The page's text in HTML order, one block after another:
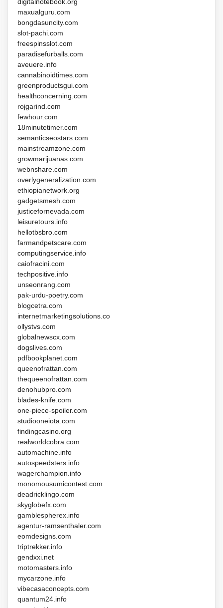
maxualguru.com
bongdasuncity.com
slot-pachi.com
freespinsslot.com
paradisefurballs.com
aveuere.info
cannabinoidtimes.com
greenproductsgui.com
healthconcerning.com
rojgarind.com
fewhour.com
18minutetimer.com
semanticseostars.com
mainstreamzone.com
growmarijuanas.com
webnshare.com
overlygeneralization.com
ethiopianetwork.org
gadgetsmesh.com
justicefornevada.com
leisuretours.info
hellotbsbro.com
farmandpetscare.com
computingservice.info
caiofracini.com
techpositive.info
unseonrang.com
pak-urdu-poetry.com
blogcetra.com
internetmarketingsolutions.co
ollystvs.com
globalnewscx.com
dogslives.com
pdfbookplanet.com
queenofrattan.com
thequeenofrattan.com
denohubpro.com
blades-knife.com
one-piece-spoiler.com
studiooneiota.com
findingcasino.org
realworldcobra.com
automachine.info
autospeedsters.info
wagerchampion.info
monomousumicontest.com
deadricklingo.com
skyglobefx.com
gamblespherex.info
agentur-ramsenthaler.com
eomdesigns.com
triptrekker.info
gendxxi.net
motomasters.info
mycarzone.info
vibecasaconcepts.com
quantum24.info